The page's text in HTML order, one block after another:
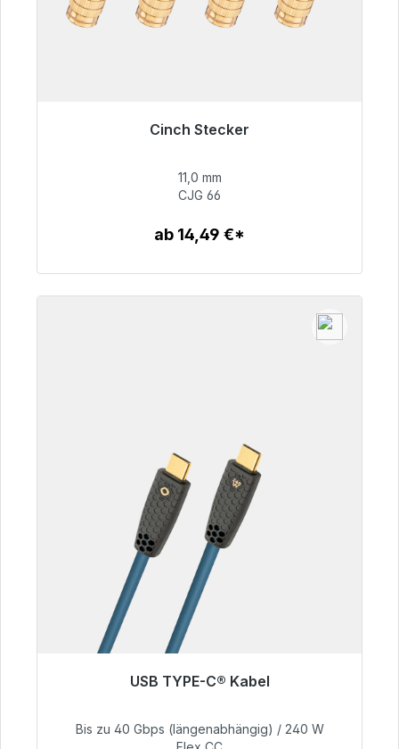
Cinch Stecker
55,99 €
11,0 mm
CJG 66
ab 14,49 €*
USB TYPE-C® Kabel
59,99 €
Bis zu 40 Gbps (längenabhängig) / 240 W